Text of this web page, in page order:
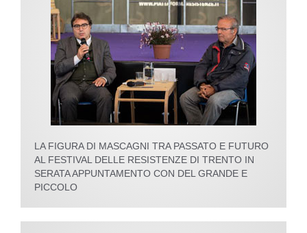
LA FIGURA DI MASCAGNI TRA PASSATO E FUTURO
AL FESTIVAL DELLE RESISTENZE DI TRENTO IN
SERATA APPUNTAMENTO CON DEL GRANDE E
PICCOLO